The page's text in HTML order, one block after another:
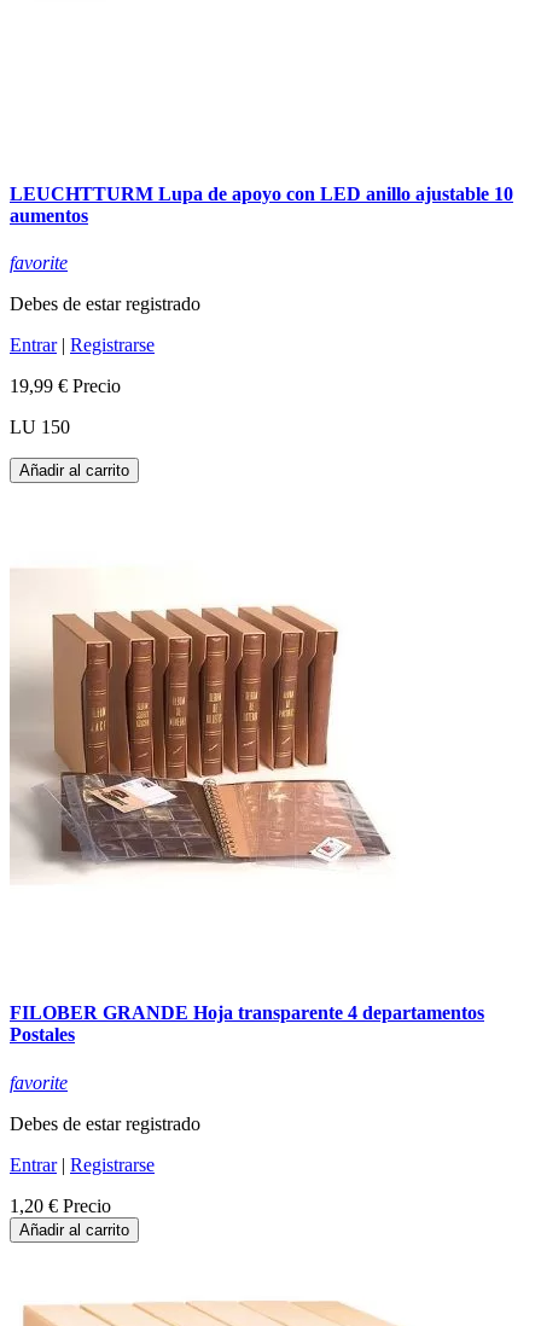
LEUCHTTURM Lupa de apoyo con LED anillo ajustable 10
aumentos
favorite
Debes de estar registrado
Entrar| Registrarse
19,99 € Precio
LU 150
Añadir al carrito
FILOBER GRANDE Hoja transparente 4 departamentos
Postales
favorite
Debes de estar registrado
Entrar| Registrarse
1,20 € Precio
Añadir al carrito